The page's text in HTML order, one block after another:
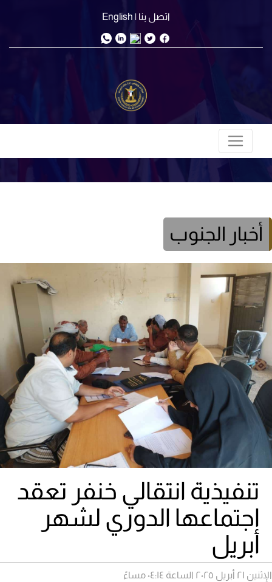
اتصل بنا | English
أخبار الجنوب
تنفيذية انتقالي خنفر تعقد
اجتماعها الدوري لشهر
أبريل
الإثنين ٢١ أبريل ٢٠٢٥ الساعة ٠٤:١٤ مساءً